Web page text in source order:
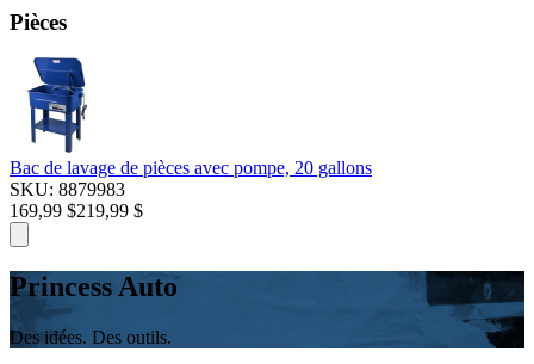
Pièces
Bac de lavage de pièces avec pompe, 20 gallons
SKU: 8879983
169,99 $219,99 $
Princess Auto
Des idées. Des outils.